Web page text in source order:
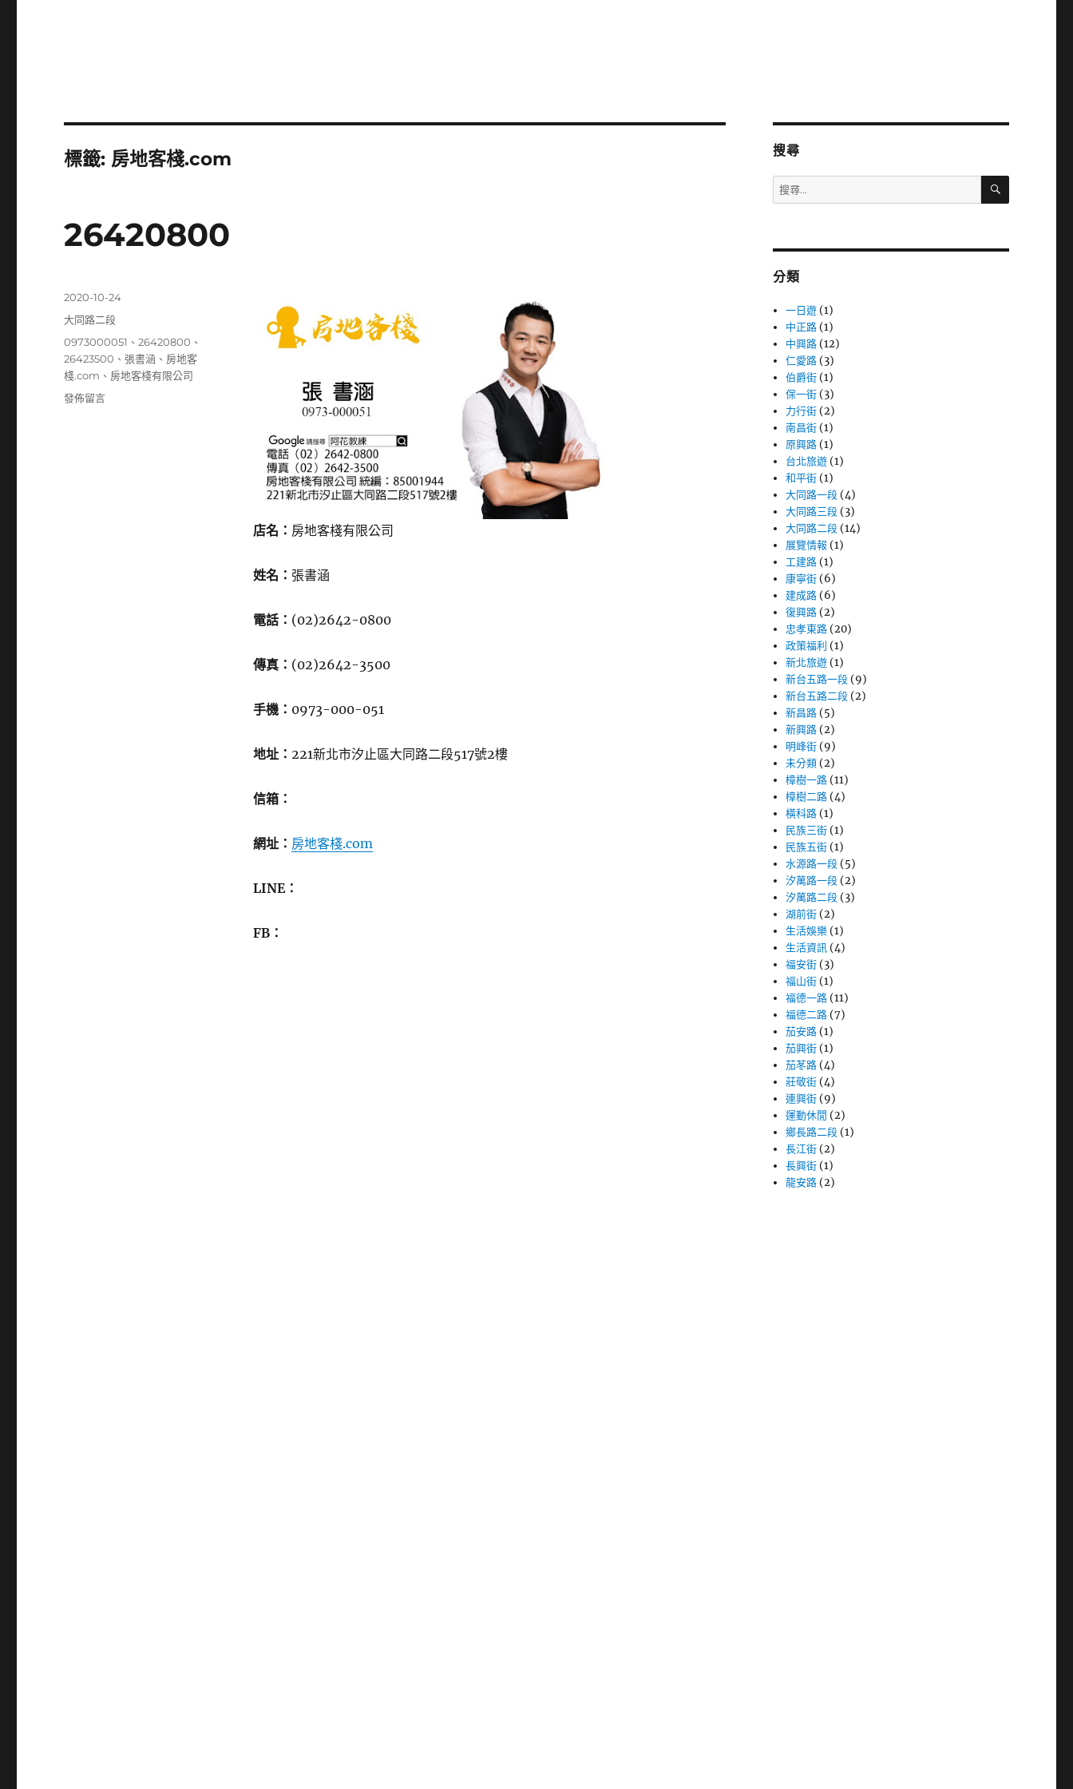
標籤: 房地客棧.com
26420800
店名： 房地客棧有限公司
姓名： 張書涵
電話： (02)2642-0800
傳真： (02)2642-3500
手機： 0973-000-051
地址： 221新北市汐止區大同路二段517號2樓
信箱：
網址： 房地客棧.com
LINE：
FB：
發
佈
期:
2020-10-24
分
大同路二段
標
籤
0973000051 、26420800 、
26423500 、張書涵 、 房地客
棧.com 、 房地客棧有限公司
在
發佈留言
搜尋
搜
尋
字:
搜
分類
一日遊 (1)
中正路 (1)
中興路 (12)
仁愛路 (3)
伯爵街 (1)
保一街 (3)
力行街 (2)
南昌街 (1)
原興路 (1)
台北旅遊 (1)
和平街 (1)
大同路一段 (4)
大同路三段 (3)
大同路二段 (14)
展覽情報 (1)
工建路 (1)
康寧街 (6)
建成路 (6)
復興路 (2)
忠孝東路 (20)
政策福利 (1)
新北旅遊 (1)
新台五路一段 (9)
新台五路二段 (2)
新昌路 (5)
新興路 (2)
明峰街 (9)
未分類 (2)
樟樹一路 (11)
樟樹二路 (4)
橫科路 (1)
民族三街 (1)
民族五街 (1)
水源路一段 (5)
汐萬路一段 (2)
汐萬路二段 (3)
湖前街 (2)
生活娛樂 (1)
生活資訊 (4)
福安街 (3)
福山街 (1)
福德一路 (11)
福德二路 (7)
茄安路 (1)
茄興街 (1)
茄苳路 (4)
莊敬街 (4)
連興街 (9)
運動休閒 (2)
鄉長路二段 (1)
長江街 (2)
長興街 (1)
龍安路 (2)